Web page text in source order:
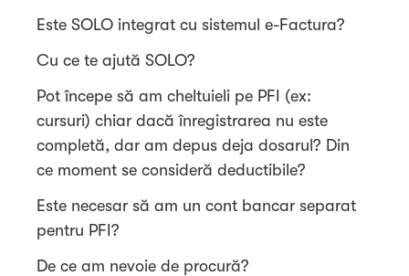
Este SOLO integrat cu sistemul e-Factura?
Cu ce te ajută SOLO?
Pot începe să am cheltuieli pe PFI (ex:
cursuri) chiar dacă înregistrarea nu este
completă, dar am depus deja dosarul? Din
ce moment se consideră deductibile?
Este necesar să am un cont bancar separat
pentru PFI?
De ce am nevoie de procură?